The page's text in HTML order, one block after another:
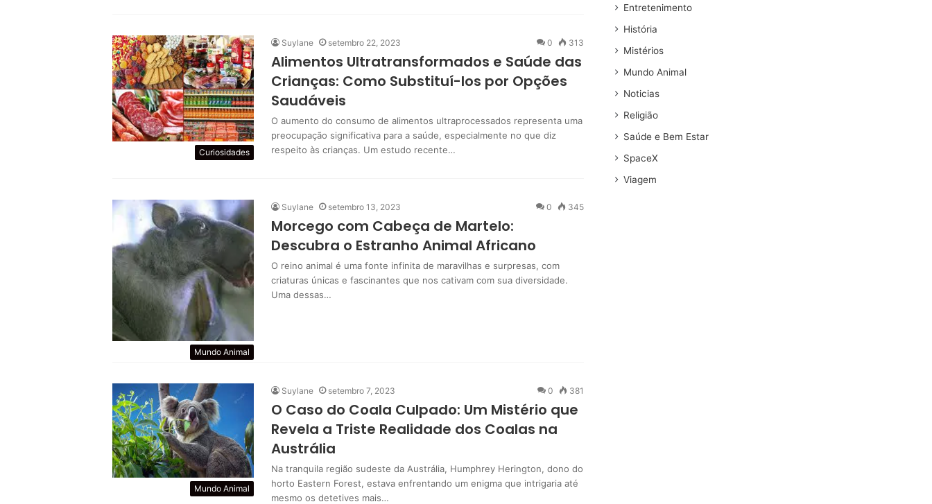
Curiosidades
Suylane setembro 22, 2023 0 313
Alimentos Ultratransformados e Saúde das
Crianças: Como Substituí-los por Opções
Saudáveis
O aumento do consumo de alimentos ultraprocessados ​​representa uma
preocupação significativa para a saúde, especialmente no que diz
respeito às crianças. Um estudo recente…
Mundo Animal
Suylane setembro 13, 2023 0 345
Morcego com Cabeça de Martelo:
Descubra o Estranho Animal Africano
O reino animal é uma fonte infinita de maravilhas e surpresas, com
criaturas únicas e fascinantes que nos cativam com sua diversidade.
Uma dessas…
Mundo Animal
Suylane setembro 7, 2023 0 381
O Caso do Coala Culpado: Um Mistério que
Revela a Triste Realidade dos Coalas na
Austrália
Na tranquila região sudeste da Austrália, Humphrey Herington, dono do
horto Eastern Forest, estava enfrentando um enigma que intrigaria até
mesmo os detetives mais…
Entretenimento
História
Mistérios
Mundo Animal
Noticias
Religião
Saúde e Bem Estar
SpaceX
Viagem